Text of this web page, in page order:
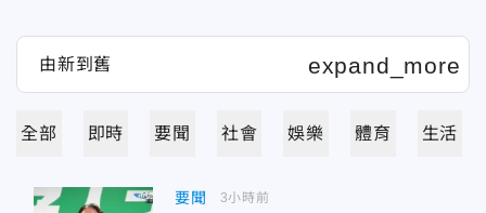
全部 即時 要聞 社會 娛樂 體育 生活
要聞 3小時前